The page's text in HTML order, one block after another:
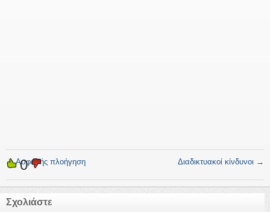
←Ασφαλής πλοήγηση Διαδικτυακοί κίνδυνοι →
0
Σχολιάστε